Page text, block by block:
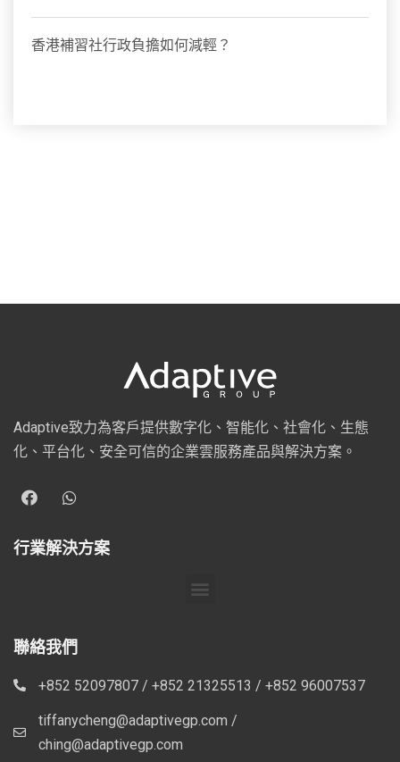
香港補習社行政負擔如何減輕？
Adaptive致力為客戶提供數字化、智能化、社會化、生態
化、平台化、安全可信的企業雲服務產品與解決方案。
行業解決方案
聯絡我們
+852 52097807 / +852 21325513 / +852 96007537
tiffanycheng@adaptivegp.com /
ching@adaptivegp.com